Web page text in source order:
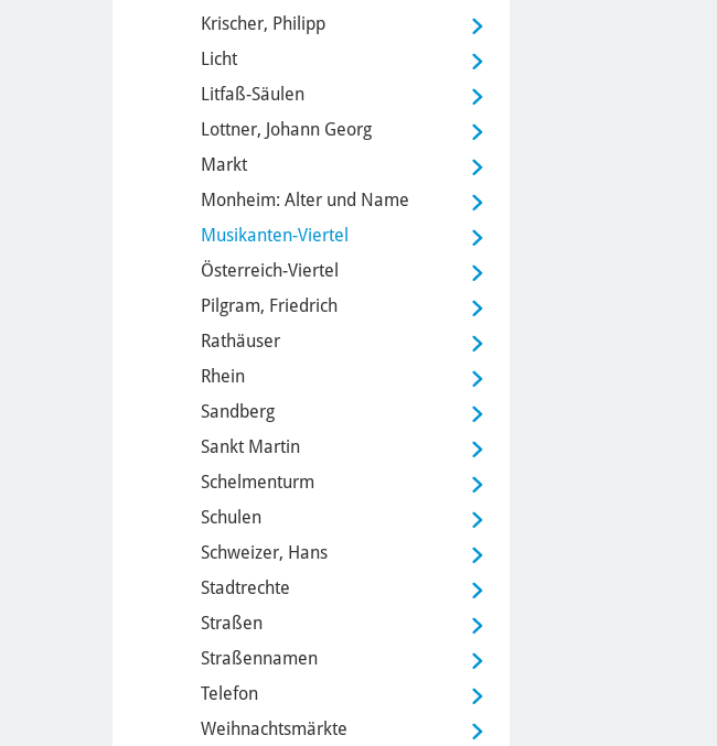
Krischer, Philipp
Licht
Litfaß-Säulen
Lottner, Johann Georg
Markt
Monheim: Alter und Name
Musikanten-Viertel
Österreich-Viertel
Pilgram, Friedrich
Rathäuser
Rhein
Sandberg
Sankt Martin
Schelmenturm
Schulen
Schweizer, Hans
Stadtrechte
Straßen
Straßennamen
Telefon
Weihnachtsmärkte